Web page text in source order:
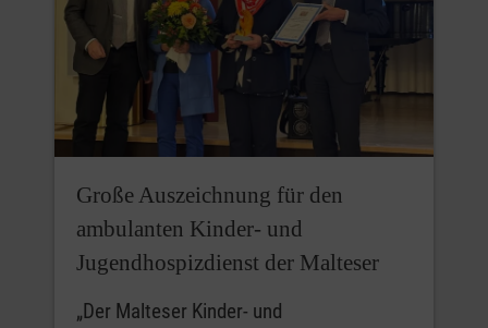
Große Auszeichnung für den
ambulanten Kinder- und
Jugendhospizdienst der Malteser
„Der Malteser Kinder- und